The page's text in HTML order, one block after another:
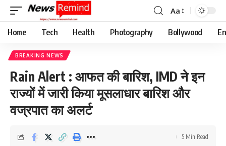
Font
Resizer
Aa
Home Tech Health Photography Bollywood
BREAKING NEWS
Rain Alert : आफत की बारिश, IMD ने इन
राज्यों में जारी किया मूसलाधार बारिश और
वज्रपात का अलर्ट
5 Min Read